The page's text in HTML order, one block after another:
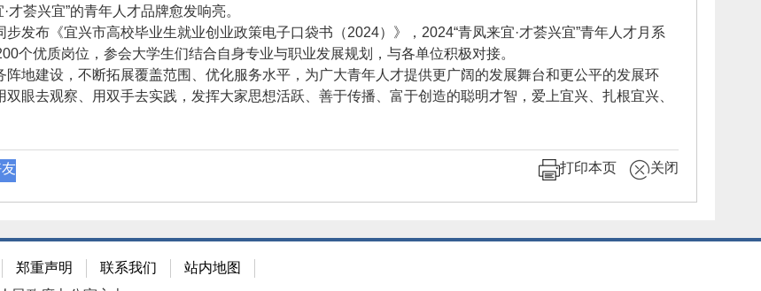
荟兴宜”的青年人才品牌愈发响亮。
布《宜兴市高校毕业生就业创业政策电子口袋书（2024）》，2024“青凤来宜·才荟兴宜”青年人才月系
个优质岗位，参会大学生们结合自身专业与职业发展规划，与各单位积极对接。
建设，不断拓展覆盖范围、优化服务水平，为广大青年人才提供更广阔的发展舞台和更公平的发展环
眼去观察、用双手去实践，发挥大家思想活跃、善于传播、富于创造的聪明才智，爱上宜兴、扎根宜兴、
打印本页 关闭
郑重声明 联系我们
站内地图